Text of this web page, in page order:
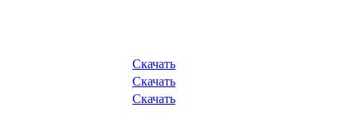
Скачать
Скачать
Скачать